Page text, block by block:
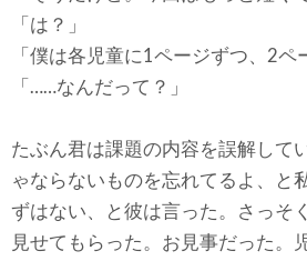
「は？」
「僕は各児童に1ページずつ、2ペ
「……なんだって？」
たぶん君は課題の内容を誤解して
ゃならないものを忘れてるよ、と
ずはない、と彼は言った。さっそ
見せてもらった。お見事だった。